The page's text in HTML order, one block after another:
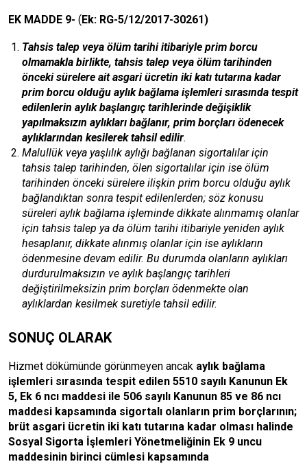
EK MADDE 9- (Ek: RG-5/12/2017-30261)
Tahsis talep veya ölüm tarihi itibariyle prim borcu
olmamakla birlikte, tahsis talep veya ölüm tarihinden
önceki sürelere ait asgari ücretin iki katı tutarına kadar
prim borcu olduğu aylık bağlama işlemleri sırasında tespit
edilenlerin aylık başlangıç tarihlerinde değişiklik
yapılmaksızın aylıkları bağlanır, prim borçları ödenecek
aylıklarından kesilerek tahsil edilir.
Malullük veya yaşlılık aylığı bağlanan sigortalılar için
tahsis talep tarihinden, ölen sigortalılar için ise ölüm
tarihinden önceki sürelere ilişkin prim borcu olduğu aylık
bağlandıktan sonra tespit edilenlerden; söz konusu
süreleri aylık bağlama işleminde dikkate alınmamış olanlar
için tahsis talep ya da ölüm tarihi itibariyle yeniden aylık
hesaplanır, dikkate alınmış olanlar için ise aylıkların
ödenmesine devam edilir. Bu durumda olanların aylıkları
durdurulmaksızın ve aylık başlangıç tarihleri
değiştirilmeksizin prim borçları ödenmekte olan
aylıklardan kesilmek suretiyle tahsil edilir.
SONUÇ OLARAK
Hizmet dökümünde görünmeyen ancak aylık bağlama
işlemleri sırasında tespit edilen 5510 sayılı Kanunun Ek
5, Ek 6 ncı maddesi ile 506 sayılı Kanunun 85 ve 86 ncı
maddesi kapsamında sigortalı olanların prim borçlarının;
brüt asgari ücretin iki katı tutarına kadar olması halinde
Sosyal Sigorta İşlemleri Yönetmeliğinin Ek 9 uncu
maddesinin birinci cümlesi kapsamında